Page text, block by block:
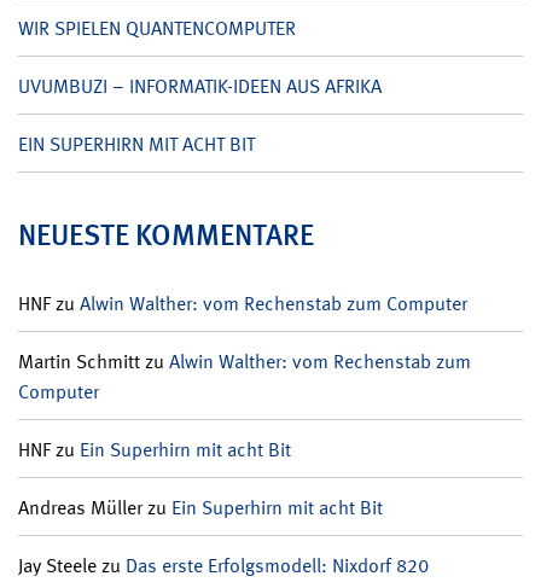
WIR SPIELEN QUANTENCOMPUTER
UVUMBUZI – INFORMATIK-IDEEN AUS AFRIKA
EIN SUPERHIRN MIT ACHT BIT
NEUESTE KOMMENTARE
HNFzu Alwin Walther: vom Rechenstab zum Computer
Martin Schmittzu Alwin Walther: vom Rechenstab zum
Computer
HNFzu Ein Superhirn mit acht Bit
Andreas Müllerzu Ein Superhirn mit acht Bit
Jay Steelezu Das erste Erfolgsmodell: Nixdorf 820